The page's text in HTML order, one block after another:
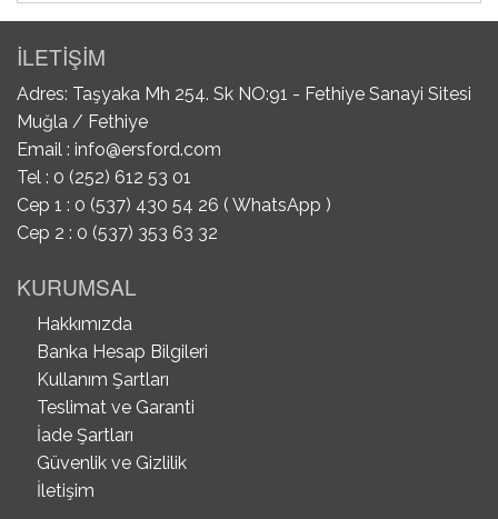
İLETİŞİM
Adres: Taşyaka Mh 254. Sk NO:91 - Fethiye Sanayi Sitesi
Muğla / Fethiye
Email : info@ersford.com
Tel : 0 (252) 612 53 01
Cep 1 : 0 (537) 430 54 26 ( WhatsApp )
Cep 2 : 0 (537) 353 63 32
KURUMSAL
Hakkımızda
Banka Hesap Bilgileri
Kullanım Şartları
Teslimat ve Garanti
İade Şartları
Güvenlik ve Gizlilik
İletişim